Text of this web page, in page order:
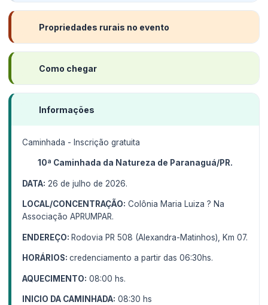
Propriedades rurais no evento
Como chegar
Informações
Caminhada - Inscrição gratuita
10ª Caminhada da Natureza de Paranaguá/PR.
DATA: 26 de julho de 2026.
LOCAL/CONCENTRAÇÃO: Colônia Maria Luiza ? Na
Associação APRUMPAR.
ENDEREÇO: Rodovia PR 508 (Alexandra-Matinhos), Km 07.
HORÁRIOS: credenciamento a partir das 06:30hs.
AQUECIMENTO: 08:00 hs.
INICIO DA CAMINHADA: 08:30 hs